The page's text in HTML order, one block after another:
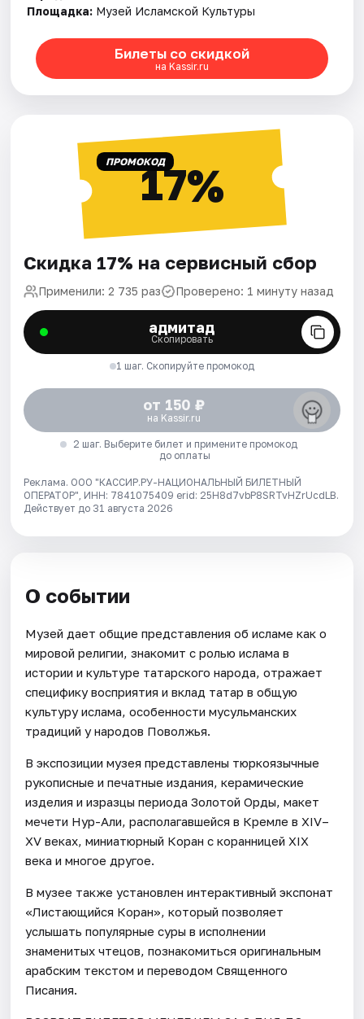
Площадка: Музей Исламской Культуры
Билеты со скидкой
на Kassir.ru
ПРОМОКОД17%
Скидка 17% на сервисный сбор
Применили: 2 735 раз Проверено: 1 минуту назад
адмитад
Скопировать
1 шаг. Скопируйте промокод
от 150 ₽
на Kassir.ru
2 шаг. Выберите билет и примените промокод
до оплаты
Реклама. ООО "КАССИР.РУ-НАЦИОНАЛЬНЫЙ БИЛЕТНЫЙ
ОПЕРАТОР", ИНН: 7841075409 erid: 25H8d7vbP8SRTvHZrUcdLB.
Действует до 31 августа 2026
О событии
Музей дает общие представления об исламе как о
мировой религии, знакомит с ролью ислама в
истории и культуре татарского народа, отражает
специфику восприятия и вклад татар в общую
культуру ислама, особенности мусульманских
традиций у народов Поволжья.
В экспозиции музея представлены тюркоязычные
рукописные и печатные издания, керамические
изделия и изразцы периода Золотой Орды, макет
мечети Нур-Али, располагавшейся в Кремле в XIV–
XV веках, миниатюрный Коран с коранницей XIX
века и многое другое.
В музее также установлен интерактивный экспонат
«Листающийся Коран», который позволяет
услышать популярные суры в исполнении
знаменитых чтецов, познакомиться оригинальным
арабским текстом и переводом Священного
Писания.